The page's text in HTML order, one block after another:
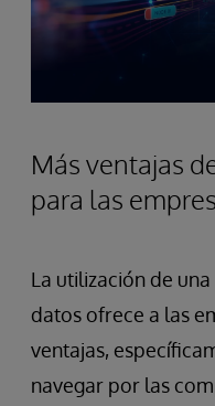
Más ventajas
para las
La utilización de
datos ofrece a las
ventajas,
navegar por las